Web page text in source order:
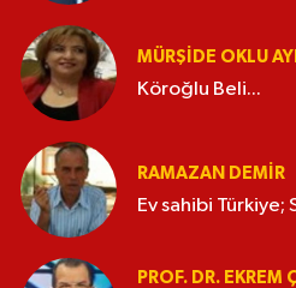
MÜRŞIDE OKLU
Köroğlu Beli...
RAMAZAN DEMİR
Ev sahibi Türkiye;
PROF. DR. EKREM